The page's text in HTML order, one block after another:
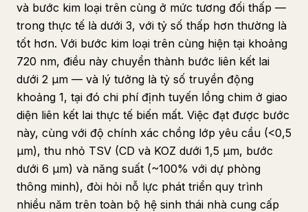
và bước kim loại trên cùng ở mức tương đối thấp —
trong thực tế là dưới 3, với tỷ số thấp hơn thường là
tốt hơn. Với bước kim loại trên cùng hiện tại khoảng
720 nm, điều này chuyển thành bước liên kết lai
dưới 2 μm — và lý tưởng là tỷ số truyền động
khoảng 1, tại đó chi phí định tuyến lồng chim ở giao
diện liên kết lai thực tế biến mất. Việc đạt được bước
này, cùng với độ chính xác chồng lớp yêu cầu (<0,5
μm), thu nhỏ TSV (CD và KOZ dưới 1,5 μm, bước
dưới 6 μm) và năng suất (~100% với dự phòng
thông minh), đòi hỏi nỗ lực phát triển quy trình
nhiều năm trên toàn bộ hệ sinh thái nhà cung cấp